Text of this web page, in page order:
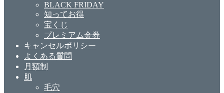
BLACK FRIDAY
知ってお得
宝くじ
プレミアム金券
キャンセルポリシー
よくある質問
月額制
肌
毛穴